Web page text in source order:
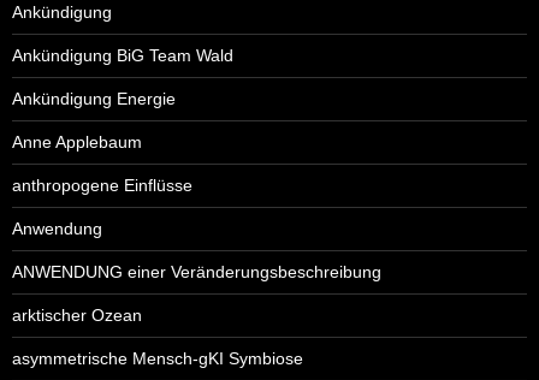
Ankündigung
Ankündigung BiG Team Wald
Ankündigung Energie
Anne Applebaum
anthropogene Einflüsse
Anwendung
ANWENDUNG einer Veränderungsbeschreibung
arktischer Ozean
asymmetrische Mensch-gKI Symbiose